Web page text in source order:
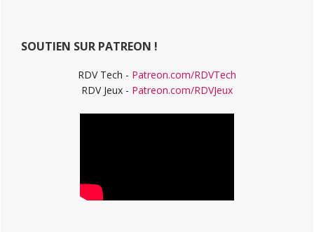
SOUTIEN SUR PATREON !
RDV Tech - Patreon.com/RDVTech
RDV Jeux - Patreon.com/RDVJeux